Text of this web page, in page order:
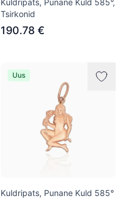
Kuldripats, Punane Kuld 585°,
Tsirkonid
190.78 €
Uus
Kuldripats, Punane Kuld 585°